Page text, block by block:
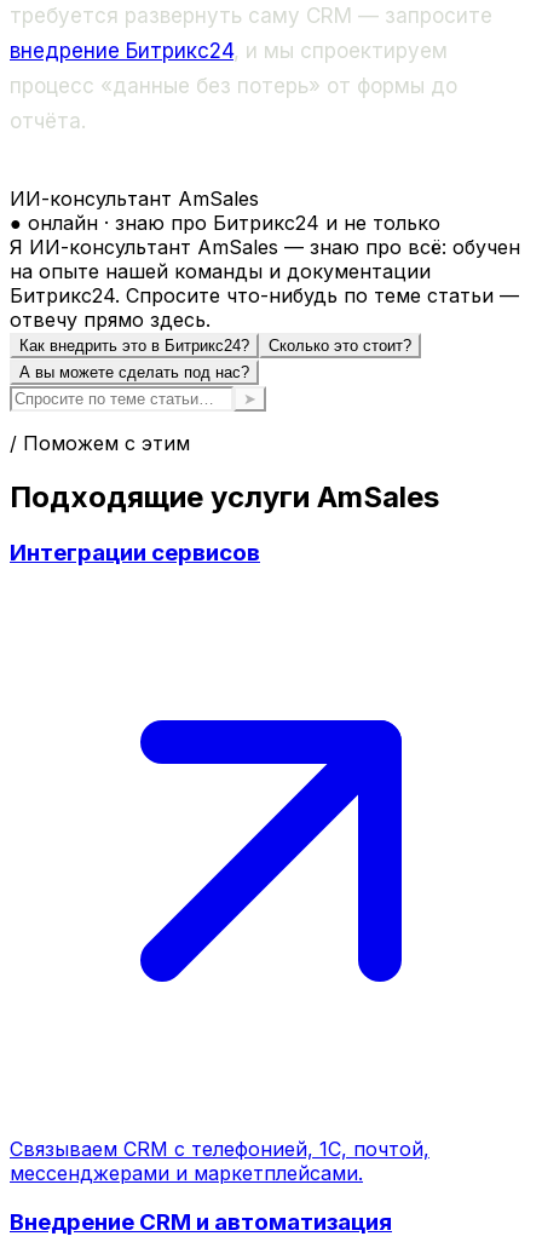
требуется развернуть саму CRM — запросите
внедрение Битрикс24, и мы спроектируем
процесс «данные без потерь» от формы до
отчёта.
ИИ-консультант AmSales
● онлайн · знаю про Битрикс24 и не только
Я ИИ-консультант AmSales — знаю про всё: обучен
на опыте нашей команды и документации
Битрикс24. Спросите что-нибудь по теме статьи —
отвечу прямо здесь.
Как внедрить это в Битрикс24?
Сколько это стоит?
А вы можете сделать под нас?
➤
/ Поможем с этим
Подходящие услуги AmSales
Интеграции сервисов
Связываем CRM с телефонией, 1С, почтой,
мессенджерами и маркетплейсами.
Внедрение CRM и автоматизация